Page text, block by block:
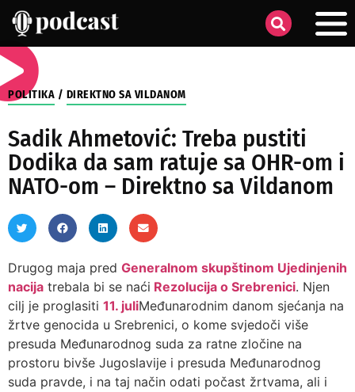
POLITIKA / DIREKTNO SA VILDANOM
Sadik Ahmetović: Treba pustiti
Dodika da sam ratuje sa OHR-om i
NATO-om – Direktno sa Vildanom
Drugog maja pred Generalnom skupštinom Ujedinjenih
nacija trebala bi se naći Rezolucija o Srebrenici. Njen
cilj je proglasiti 11. juliMeđunarodnim danom sjećanja na
žrtve genocida u Srebrenici, o kome svjedoči više
presuda Međunarodnog suda za ratne zločine na
prostoru bivše Jugoslavije i presuda Međunarodnog
suda pravde, i na taj način odati počast žrtvama, ali i